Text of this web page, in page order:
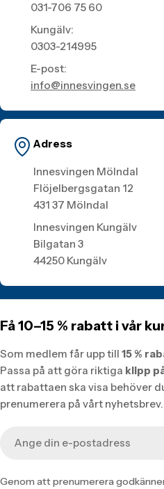
031-706 75 60
Kungälv:
0303-214995
E-post:
info@innesvingen.se
Adress
Innesvingen Mölndal
Flöjelbergsgatan 12
431 37 Mölndal
Innesvingen Kungälv
Bilgatan 3
44250 Kungälv
Få 10–15 % rabatt i vår
Som medlem får upp till 15 %
Passa på att göra riktiga klipp
att rabattaen ska visa behöver
prenumerera på vårt nyhetsbrev.
post
Genom att prenumerera